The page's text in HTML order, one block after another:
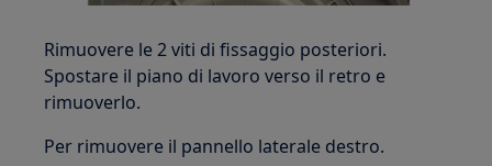
Rimuovere le 2 viti di fissaggio posteriori.
Spostare il piano di lavoro verso il retro e
rimuoverlo.
Per rimuovere il pannello laterale destro.